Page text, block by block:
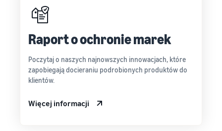
Raport o ochronie marek
Poczytaj o naszych najnowszych innowacjach, które
zapobiegają docieraniu podrobionych produktów do
klientów.
Więcej informacji